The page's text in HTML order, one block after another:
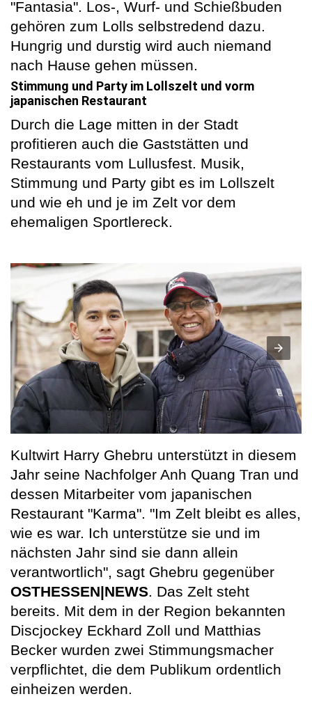
"Fantasia". Los-, Wurf- und Schießbuden
gehören zum Lolls selbstredend dazu.
Hungrig und durstig wird auch niemand
nach Hause gehen müssen.
Stimmung und Party im Lollszelt und vorm
japanischen Restaurant
Durch die Lage mitten in der Stadt
profitieren auch die Gaststätten und
Restaurants vom Lullusfest. Musik,
Stimmung und Party gibt es im Lollszelt
und wie eh und je im Zelt vor dem
ehemaligen Sportlereck.
Kultwirt Harry Ghebru unterstützt in diesem
Jahr seine Nachfolger Anh Quang Tran und
dessen Mitarbeiter vom japanischen
Restaurant "Karma". "Im Zelt bleibt es alles,
wie es war. Ich unterstütze sie und im
nächsten Jahr sind sie dann allein
verantwortlich", sagt Ghebru gegenüber
OSTHESSEN|NEWS . Das Zelt steht
bereits. Mit dem in der Region bekannten
Discjockey Eckhard Zoll und Matthias
Becker wurden zwei Stimmungsmacher
verpflichtet, die dem Publikum ordentlich
einheizen werden.